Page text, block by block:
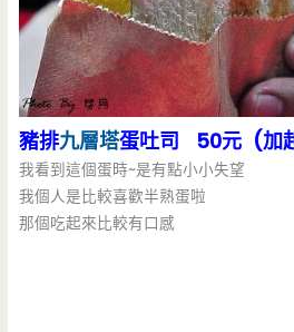
豬排九層塔蛋吐司 50元 (加
我看到這個蛋時~是有點小小失望
我個人是比較喜歡半熟蛋啦
那個吃起來比較有口感